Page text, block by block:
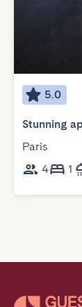
5.0
Stunning
Paris
4
1